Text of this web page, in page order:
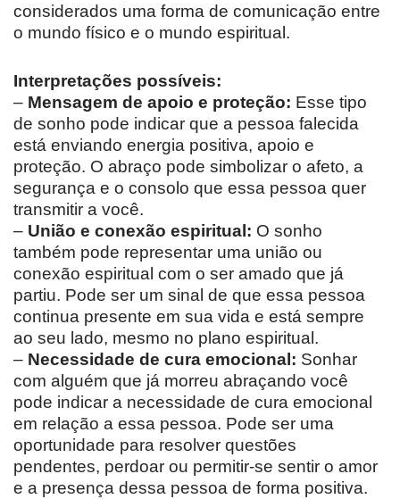
considerados uma forma de comunicação entre
o mundo físico e o mundo espiritual.
Interpretações possíveis:
– Mensagem de apoio e proteção: Esse tipo
de sonho pode indicar que a pessoa falecida
está enviando energia positiva, apoio e
proteção. O abraço pode simbolizar o afeto, a
segurança e o consolo que essa pessoa quer
transmitir a você.
– União e conexão espiritual: O sonho
também pode representar uma união ou
conexão espiritual com o ser amado que já
partiu. Pode ser um sinal de que essa pessoa
continua presente em sua vida e está sempre
ao seu lado, mesmo no plano espiritual.
– Necessidade de cura emocional: Sonhar
com alguém que já morreu abraçando você
pode indicar a necessidade de cura emocional
em relação a essa pessoa. Pode ser uma
oportunidade para resolver questões
pendentes, perdoar ou permitir-se sentir o amor
e a presença dessa pessoa de forma positiva.